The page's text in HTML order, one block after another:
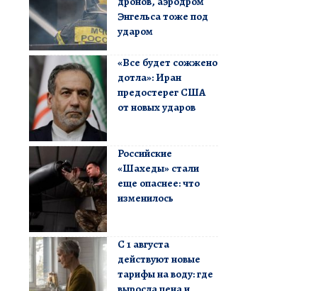
Энгельса тоже под
ударом
«Все будет сожжено
дотла»: Иран
предостерег США
от новых ударов
Российские
«Шахеды» стали
еще опаснее: что
изменилось
С 1 августа
действуют новые
тарифы на воду: где